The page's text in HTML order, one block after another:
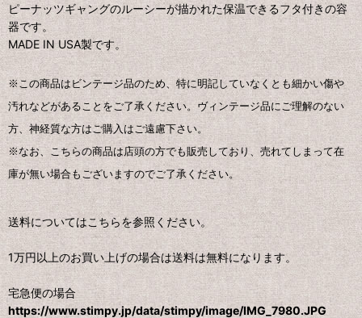
ピーナッツギャングのルーシーが描かれた保温できるフタ付きの容
器です。
MADE IN USA製です。
※この商品はビンテージ品のため、特に明記していなくとも細かい傷や
汚れなどがあることをご了承ください。ヴィンテージ品にご理解のない
方、神経質な方はご購入はご遠慮下さい。
※なお、こちらの商品は店頭の方でも販売しており、売れてしまって在
庫が無い場合もございますのでご了承ください。
送料についてはこちらを参照ください。
1万円以上のお買い上げの場合は送料は無料になります。
宅急便の場合
https://www.stimpy.jp/data/stimpy/image/IMG_7980.JPG